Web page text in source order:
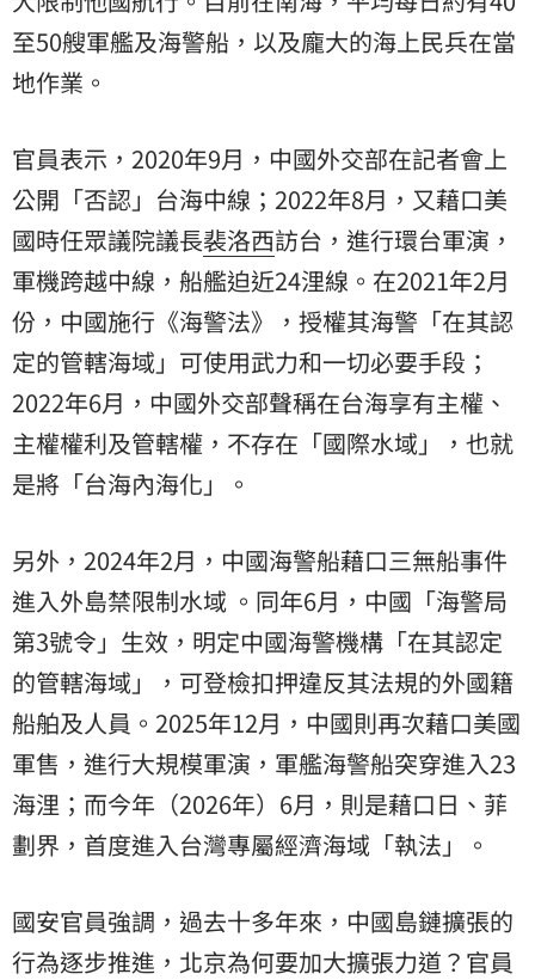
至50艘軍艦及海警船，以及龐大的海上民兵在當
地作業。
官員表示，2020年9月，中國外交部在記者會上
公開「否認」台海中線；2022年8月，又藉口美
國時任眾議院議長裴洛西訪台，進行環台軍演，
軍機跨越中線，船艦迫近24浬線。在2021年2月
份，中國施行《海警法》，授權其海警「在其認
定的管轄海域」可使用武力和一切必要手段；
2022年6月，中國外交部聲稱在台海享有主權、
主權權利及管轄權，不存在「國際水域」，也就
是將「台海內海化」。
另外，2024年2月，中國海警船藉口三無船事件
進入外島禁限制水域 。同年6月，中國「海警局
第3號令」生效，明定中國海警機構「在其認定
的管轄海域」，可登檢扣押違反其法規的外國籍
船舶及人員。2025年12月，中國則再次藉口美國
軍售，進行大規模軍演，軍艦海警船突穿進入23
海浬；而今年（2026年）6月，則是藉口日、菲
劃界，首度進入台灣專屬經濟海域「執法」。
國安官員強調，過去十多年來，中國島鏈擴張的
行為逐步推進，北京為何要加大擴張力道？官員